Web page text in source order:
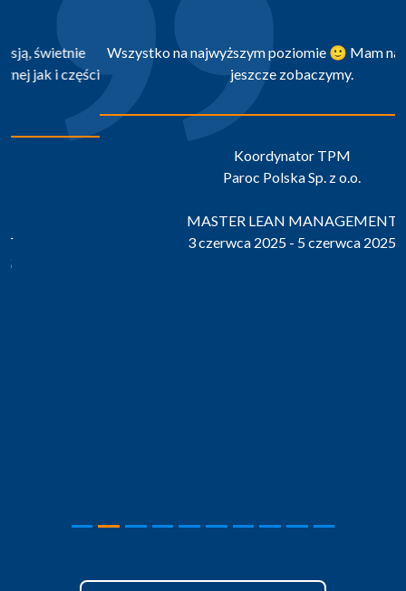
Wszystko na najwyższym poziomie 🙂 Mam nadzieję, że się
jeszcze zobaczymy.
Koordynator TPM
Paroc Polska Sp. z o.o.
MASTER LEAN MANAGEMENT
3 czerwca 2025 - 5 czerwca 2025